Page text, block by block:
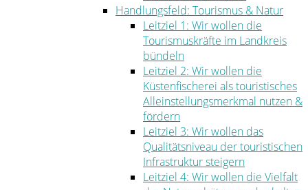
Handlungsfeld: Tourismus & Natur
Leitziel 1: Wir wollen die
Tourismuskräfte im Landkreis
bündeln
Leitziel 2: Wir wollen die
Küstenfischerei als touristisches
Alleinstellungsmerkmal nutzen &
fördern
Leitziel 3: Wir wollen das
Qualitätsniveau der touristischen
Infrastruktur steigern
Leitziel 4: Wir wollen die Vielfalt